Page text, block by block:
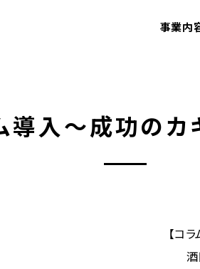
事業内
導入～成功の
【コ